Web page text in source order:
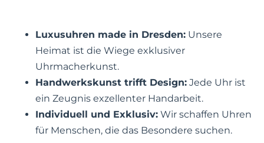
Luxusuhren made in Dresden: Unsere
Heimat ist die Wiege exklusiver
Uhrmacherkunst.
Handwerkskunst trifft Design: Jede Uhr ist
ein Zeugnis exzellenter Handarbeit.
Individuell und Exklusiv: Wir schaffen Uhren
für Menschen, die das Besondere suchen.